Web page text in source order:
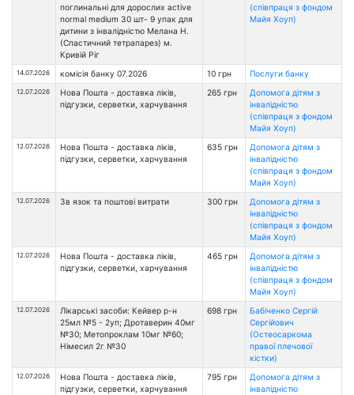
поглинальні для дорослих active
normal medium 30 шт- 9 упак для
дитини з інвалідністю Мелана Н.
(Спастичний тетрапарез) м.
Кривій Ріг
(співпраця з фондом
Майя Хоуп)
14.07.2026 комісія банку 07.2026 10 грн Послуги банку
12.07.2026
Нова Пошта - доставка ліків,
підгузки, серветки, харчування
265 грн
Допомога дітям з
інвалідністю
(співпраця з фондом
Майя Хоуп)
12.07.2026
Нова Пошта - доставка ліків,
підгузки, серветки, харчування
635 грн
Допомога дітям з
інвалідністю
(співпраця з фондом
Майя Хоуп)
12.07.2026 Зв язок та поштові витрати 300 грн
Допомога дітям з
інвалідністю
(співпраця з фондом
Майя Хоуп)
12.07.2026
Нова Пошта - доставка ліків,
підгузки, серветки, харчування
465 грн
Допомога дітям з
інвалідністю
(співпраця з фондом
Майя Хоуп)
12.07.2026
Лікарські засоби: Кейвер р-н
25мл №5 - 2уп; Дротаверин 40мг
№30; Метопроклам 10мг №60;
Німесил 2г №30
698 грн
Бабіченко Сергій
Сергійович
(Остеосаркома
правої плечової
кістки)
12.07.2026
Нова Пошта - доставка ліків,
підгузки, серветки, харчування
795 грн
Допомога дітям з
інвалідністю